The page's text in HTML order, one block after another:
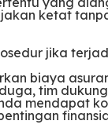
ketat
jika
biaya
tim
mendapat